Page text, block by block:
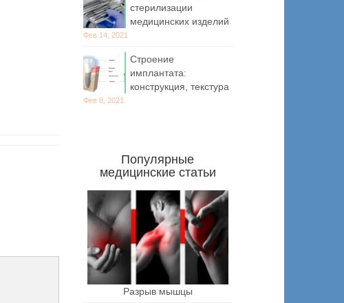
стерилизации
медицинских изделий
Фев 14, 2021
Строение
имплантата:
конструкция, текстура
Фев 8, 2021
Популярные
медицинские статьи
Разрыв мышцы